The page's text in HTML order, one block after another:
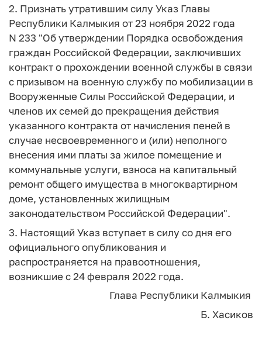
2. Признать утратившим силу Указ Главы
Республики Калмыкия от 23 ноября 2022 года
N 233 "Об утверждении Порядка освобождения
граждан Российской Федерации, заключивших
контракт о прохождении военной службы в связи
с призывом на военную службу по мобилизации в
Вооруженные Силы Российской Федерации, и
членов их семей до прекращения действия
указанного контракта от начисления пеней в
случае несвоевременного и (или) неполного
внесения ими платы за жилое помещение и
коммунальные услуги, взноса на капитальный
ремонт общего имущества в многоквартирном
доме, установленных жилищным
законодательством Российской Федерации".
3. Настоящий Указ вступает в силу со дня его
официального опубликования и
распространяется на правоотношения,
возникшие с 24 февраля 2022 года.
Глава Республики Калмыкия
Б. Хасиков